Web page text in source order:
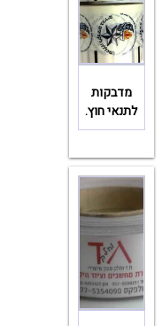
מדבקות
לתנאי חוץ.